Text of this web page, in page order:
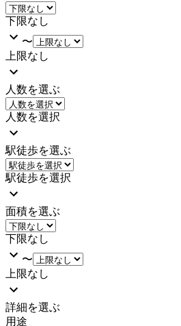
下限なし
〜
上限なし
人数を選ぶ
人数を選択
駅徒歩を選ぶ
駅徒歩を選択
面積を選ぶ
下限なし
〜
上限なし
詳細を選ぶ
用途